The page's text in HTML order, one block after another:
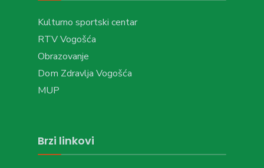
Kulturno sportski centar
RTV Vogošća
Obrazovanje
Dom Zdravlja Vogošća
MUP
Brzi linkovi